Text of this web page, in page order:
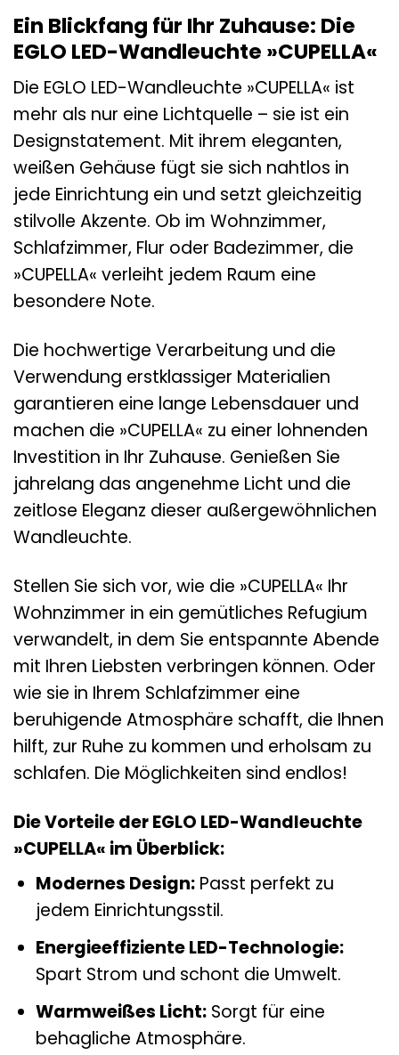
Ein Blickfang für Ihr Zuhause: Die
EGLO LED-Wandleuchte »CUPELLA«
Die EGLO LED-Wandleuchte »CUPELLA« ist
mehr als nur eine Lichtquelle – sie ist ein
Designstatement. Mit ihrem eleganten,
weißen Gehäuse fügt sie sich nahtlos in
jede Einrichtung ein und setzt gleichzeitig
stilvolle Akzente. Ob im Wohnzimmer,
Schlafzimmer, Flur oder Badezimmer, die
»CUPELLA« verleiht jedem Raum eine
besondere Note.
Die hochwertige Verarbeitung und die
Verwendung erstklassiger Materialien
garantieren eine lange Lebensdauer und
machen die »CUPELLA« zu einer lohnenden
Investition in Ihr Zuhause. Genießen Sie
jahrelang das angenehme Licht und die
zeitlose Eleganz dieser außergewöhnlichen
Wandleuchte.
Stellen Sie sich vor, wie die »CUPELLA« Ihr
Wohnzimmer in ein gemütliches Refugium
verwandelt, in dem Sie entspannte Abende
mit Ihren Liebsten verbringen können. Oder
wie sie in Ihrem Schlafzimmer eine
beruhigende Atmosphäre schafft, die Ihnen
hilft, zur Ruhe zu kommen und erholsam zu
schlafen. Die Möglichkeiten sind endlos!
Die Vorteile der EGLO LED-Wandleuchte
»CUPELLA« im Überblick:
Modernes Design:Passt perfekt zu
jedem Einrichtungsstil.
Energieeffiziente LED-Technologie:
Spart Strom und schont die Umwelt.
Warmweißes Licht:Sorgt für eine
behagliche Atmosphäre.